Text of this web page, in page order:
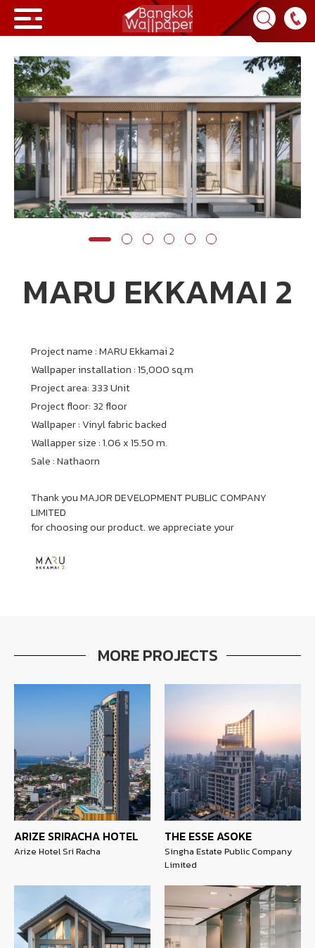
Collection
BWP
Product
Tips & Tricks
Tips & Tricks
Contact Us
Contact Us
เข้าสู่ระบบ
Language
TH
0-2746-8899
MARU EKKAMAI 2
Project name : MARU Ekkamai 2
Wallpaper installation : 15,000 sq.m
Project area: 333 Unit
Project floor: 32 floor
Wallpaper : Vinyl fabric backed
Wallapper size : 1.06 x 15.50 m.
Sale : Nathaorn
Thank you MAJOR DEVELOPMENT PUBLIC COMPANY
LIMITED
for choosing our product. we appreciate your
MORE PROJECTS
ARIZE SRIRACHA HOTEL
Arize Hotel Sri Racha
THE ESSE ASOKE
Singha Estate Public Company
Limited